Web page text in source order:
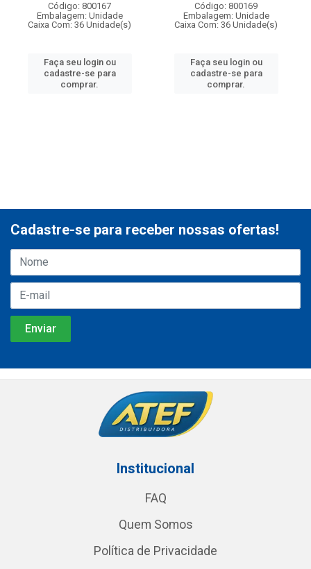
Código: 800167
Embalagem: Unidade
Caixa Com: 36 Unidade(s)
Faça seu login ou
cadastre-se para
comprar.
Código: 800169
Embalagem: Unidade
Caixa Com: 36 Unidade(s)
Faça seu login ou
cadastre-se para
comprar.
Cadastre-se para receber nossas ofertas!
Institucional
FAQ
Quem Somos
Política de Privacidade